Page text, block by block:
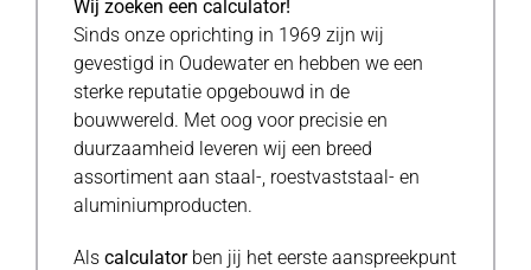
DUURZAAMHEID
CONTACT
Wij zoeken een calculator!
Sinds onze oprichting in 1969 zijn wij
gevestigd in Oudewater en hebben we een
sterke reputatie opgebouwd in de
bouwwereld. Met oog voor precisie en
duurzaamheid leveren wij een breed
assortiment aan staal-, roestvaststaal- en
aluminiumproducten.
Als calculatorben jij het eerste aanspreekpunt